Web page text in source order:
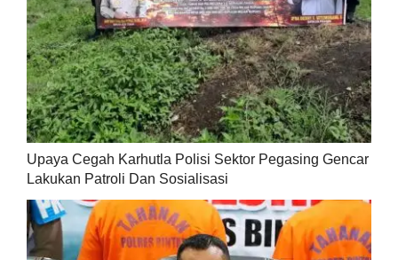
Upaya Cegah Karhutla Polisi Sektor Pegasing Gencar
Lakukan Patroli Dan Sosialisasi